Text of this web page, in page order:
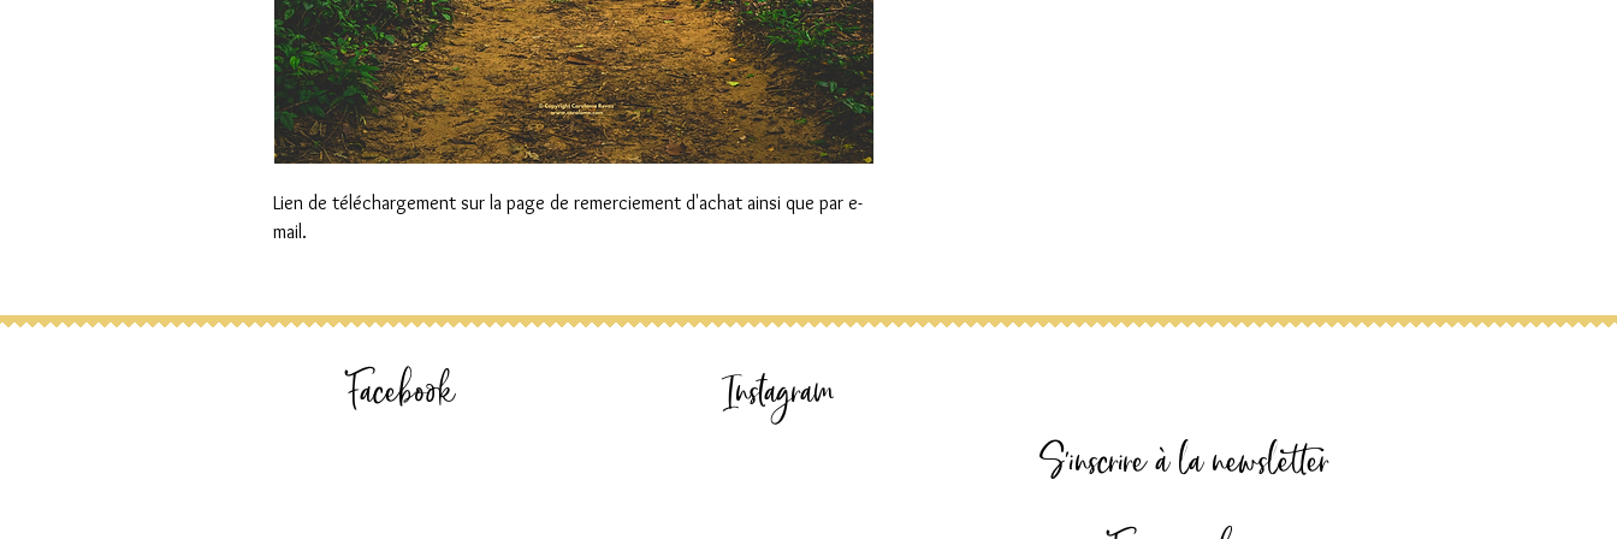
Lien de téléchargement sur la page de remerciement d'achat ainsi que par e-
mail.
Facebook
Instagram
S'inscrire à la newsletter